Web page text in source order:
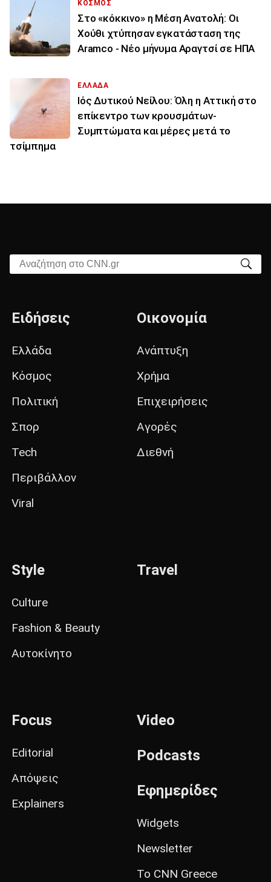
ΚΟΣΜΟΣ
Στο «κόκκινο» η Μέση Ανατολή: Οι
Χούθι χτύπησαν εγκατάσταση της
Aramco - Νέο μήνυμα Αραγτσί σε ΗΠΑ
ΕΛΛΑΔΑ
Ιός Δυτικού Νείλου: Όλη η Αττική στο
επίκεντρο των κρουσμάτων-
Συμπτώματα και μέρες μετά το
τσίμπημα
Αναζήτηση στο CNN.gr
Ειδήσεις
Ελλάδα
Κόσμος
Πολιτική
Σπορ
Tech
Περιβάλλον
Viral
Οικονομία
Ανάπτυξη
Χρήμα
Επιχειρήσεις
Αγορές
Διεθνή
Style
Culture
Fashion & Beauty
Αυτοκίνητο
Travel
Focus
Editorial
Απόψεις
Explainers
Video
Podcasts
Εφημερίδες
Widgets
Newsletter
Το CNN Greece